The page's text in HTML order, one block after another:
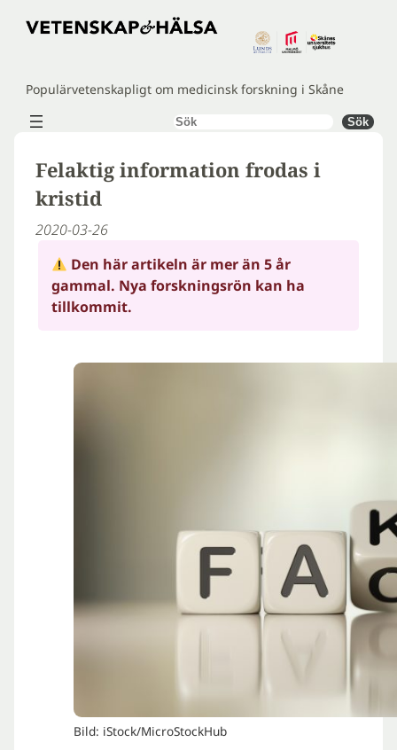
Hoppa
Populärvetenskapligt om medicinsk forskning i Skåne
Sök Sök
Felaktig information frodas i
kristid
2020-03-26
Den här artikeln är mer än 5 år
gammal. Nya forskningsrön kan ha
tillkommit.
Bild: iStock/MicroStockHub